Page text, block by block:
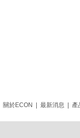
關於ECON 最新消息 產